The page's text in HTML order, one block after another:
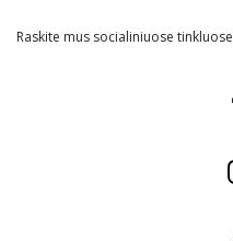
Raskite mus socialiniuose tinkluose